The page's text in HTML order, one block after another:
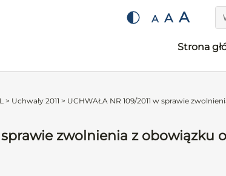
A A A
Strona
> Uchwały 2011 > UCHWAŁA NR 109/2011 w sprawie
sprawie zwolnienia z obowiązku